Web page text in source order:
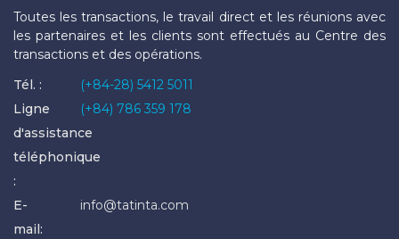
Toutes les transactions, le travail direct et les réunions avec
les partenaires et les clients sont effectués au Centre des
transactions et des opérations.
Tél. :
(+84-28) 5412 5011
Ligne
d'assistance
téléphonique
:
(+84) 786 359 178
E-
mail:
info@tatinta.com